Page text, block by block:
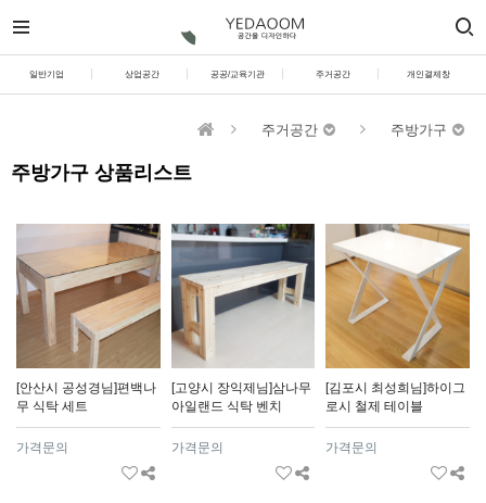
일반기업 상업공간 공공/교육기관 주거공간 개인결제창
주방가구 상품리스트
주거공간 주방가구
[안산시 공성경님]편백나
무 식탁 세트
가격문의
[고양시 장익제님]삼나무
아일랜드 식탁 벤치
가격문의
[김포시 최성희님]하이그
로시 철제 테이블
가격문의